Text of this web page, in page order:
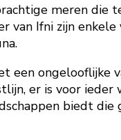
meren die
van Ifni zijn
een
er is voor
biedt